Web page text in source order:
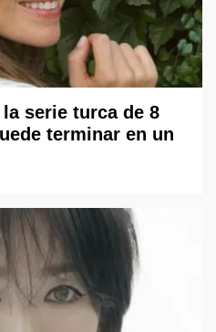
serie turca de 8
terminar en un